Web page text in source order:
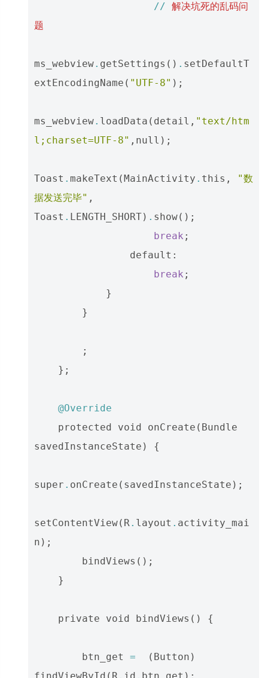
// 解决坑死的乱码问
题
ms_webview. getSettings () . setDefaultT
extEncodingName ( "UTF-8" );
ms_webview. loadData ( detail , "text/htm
l;charset=UTF-8" , null );
Toast . makeText (MainActivity . this ,
"数
据发送完毕" ,
Toast . LENGTH_SHORT) . show();
break ;
default :
break ;
}
}
;
};
@Override
protected
void onCreate ( Bundle
savedInstanceState ) {
super . onCreate ( savedInstanceState );
setContentView( R. layout . activity_mai
n );
bindViews ();
}
private void bindViews () {
btn_get = ( Button )